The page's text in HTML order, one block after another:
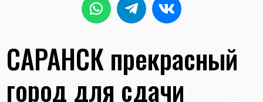
САРАНСК прекрасный
город для сдачи